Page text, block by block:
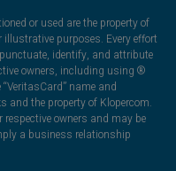
or used are the property of
purposes. Every effort
identify, and attribute
owners, including using ®
name and
and the property of Klopercom.
owners and may be
a business relationship